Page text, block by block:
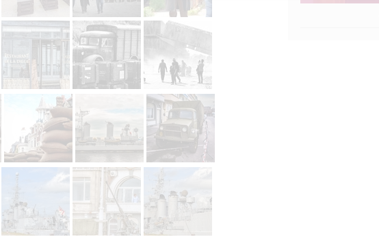
obsah, měření obsahu, průzkum publika a vývoj
s účely a funkcemi zde uvedenými dáváte nám i našim partnerům
bezpečnosti, předcházení a zjišťování podvodů a odstraňování chyb,
reklamy a obsahu